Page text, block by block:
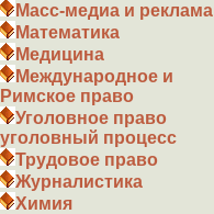
Масс-медиа и реклама
Математика
Медицина
Международное и
Римское право
Уголовное право
уголовный процесс
Трудовое право
Журналистика
Химия